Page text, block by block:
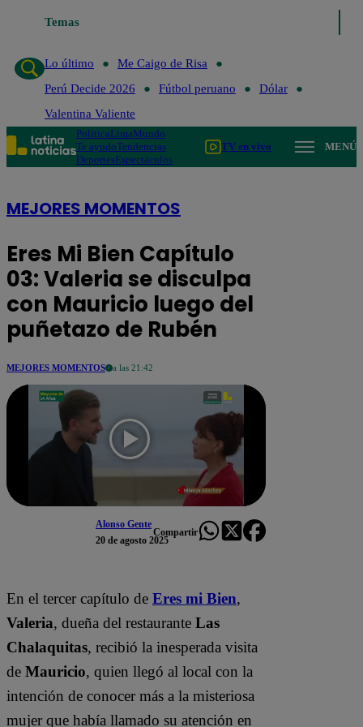
Temas
Lo último
Lo último
Me Caigo de Risa
Perú Decide 2026
Fútbol peruano
Dólar
Valentina Valiente
PolíticaLimaMundo
Te ayudoTendencias
DeportesEspectáculos
TV en vivo MENÚ
MEJORES MOMENTOS
Eres Mi Bien Capítulo
03: Valeria se disculpa
con Mauricio luego del
puñetazo de Rubén
MEJORES MOMENTOS a las 21:42
Alonso Gente
20 de agosto 2025
Compartir
En el tercer capítulo de Eres mi Bien,
Valeria, dueña del restaurante Las
Chalaquitas, recibió la inesperada visita
de Mauricio, quien llegó al local con la
intención de conocer más a la misteriosa
mujer que había llamado su atención en